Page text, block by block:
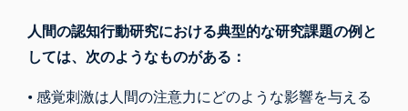
人間の認知行動研究における典型的な研究課題の例と
しては、次のようなものがある：
• 感覚刺激は人間の注意力にどのような影響を与える